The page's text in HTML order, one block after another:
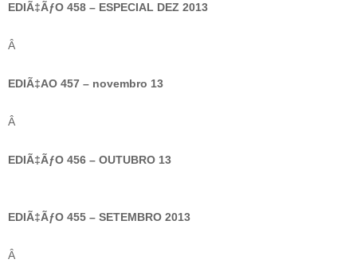
EDIÃ‡ÃƒO 458 – ESPECIAL DEZ 2013
Â
EDIÃ‡AO 457 – novembro 13
Â
EDIÃ‡ÃƒO 456 – OUTUBRO 13
EDIÃ‡ÃƒO 455 – SETEMBRO 2013
Â